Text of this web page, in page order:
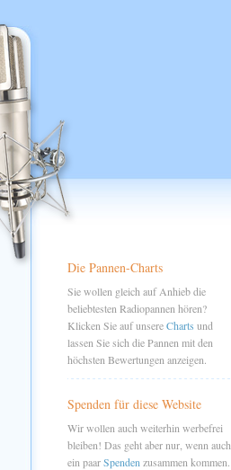
Die Pannen-Charts
Sie wollen gleich auf Anhieb die
beliebtesten Radiopannen hören?
Klicken Sie auf unsereCharts und
lassen Sie sich die Pannen mit den
höchsten Bewertungen anzeigen.
Spenden für diese Website
Wir wollen auch weiterhin werbefrei
bleiben! Das geht aber nur, wenn auch
ein paarSpenden zusammen kommen.